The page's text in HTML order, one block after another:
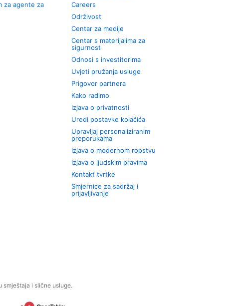
za agente za
Careers
Održivost
Centar za medije
Centar s materijalima za
sigurnost
Odnosi s investitorima
Uvjeti pružanja usluge
Prigovor partnera
Kako radimo
Izjava o privatnosti
Uredi postavke kolačića
Upravljaj personaliziranim
preporukama
Izjava o modernom ropstvu
Izjava o ljudskim pravima
Kontakt tvrtke
Smjernice za sadržaj i
prijavljivanje
i slične usluge.